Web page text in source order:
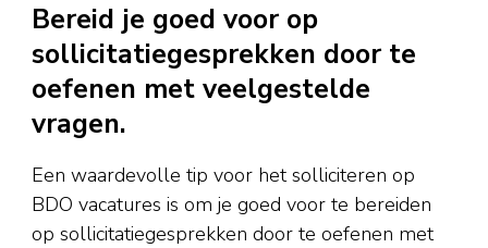
Bereid je goed voor op
sollicitatiegesprekken door te
oefenen met veelgestelde
vragen.
Een waardevolle tip voor het solliciteren op
BDO vacatures is om je goed voor te bereiden
op sollicitatiegesprekken door te oefenen met